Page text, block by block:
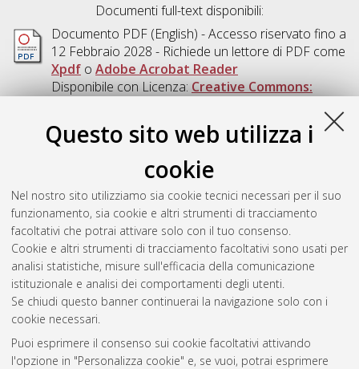
Questo sito web utilizza i
cookie
Nel nostro sito utilizziamo sia cookie tecnici necessari per il suo
funzionamento, sia cookie e altri strumenti di tracciamento
facoltativi che potrai attivare solo con il tuo consenso.
Cookie e altri strumenti di tracciamento facoltativi sono usati per
analisi statistiche, misure sull'efficacia della comunicazione
istituzionale e analisi dei comportamenti degli utenti.
Se chiudi questo banner continuerai la navigazione solo con i
cookie necessari.
Puoi esprimere il consenso sui cookie facoltativi attivando
l'opzione in "Personalizza cookie" e, se vuoi, potrai esprimere
Documenti full-text disponibili:
Documento PDF(English) - Accesso riservato fino a
12 Febbraio 2028 - Richiede un lettore di PDF come
Xpdfo Adobe Acrobat Reader
Disponibile con Licenza:Creative Commons:
Derivate 4.0 (CC BY-NC-ND 4.0)
Download (2MB)|Contatta l'autore
Abstract
Altri metadati
Gestione del documento:
Atom
Rss 1.0